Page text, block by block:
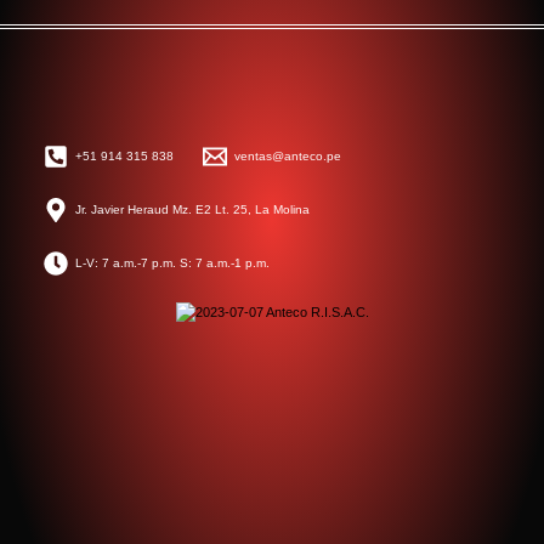
+51 914 315 838 ventas@anteco.pe
Jr. Javier Heraud Mz. E2 Lt. 25, La Molina
L-V: 7 a.m.-7 p.m. S: 7 a.m.-1 p.m.